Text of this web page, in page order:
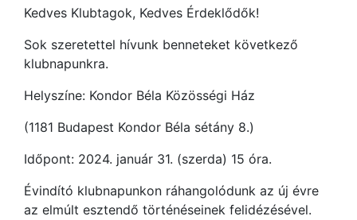
Kedves Klubtagok, Kedves Érdeklődők!
Sok szeretettel hívunk benneteket következő
klubnapunkra.
Helyszíne: Kondor Béla Közösségi Ház
(1181 Budapest Kondor Béla sétány 8.)
Időpont: 2024. január 31. (szerda) 15 óra.
Évindító klubnapunkon ráhangolódunk az új évre
az elmúlt esztendő történéseinek felidézésével.